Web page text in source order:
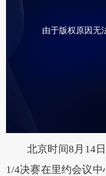
由于版权原因无
北京时间8月14日
1/4决赛在里约会议中